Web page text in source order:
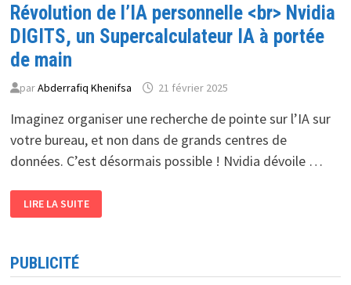
Révolution de l’IA personnelle <br> Nvidia
DIGITS, un Supercalculateur IA à portée
de main
parAbderrafiq Khenifsa 21 février 2025
Imaginez organiser une recherche de pointe sur l’IA sur
votre bureau, et non dans de grands centres de
données. C’est désormais possible ! Nvidia dévoile …
DE
L’IA
DIGITS,
UN
LIRE LA SUITE
PUBLICITÉ